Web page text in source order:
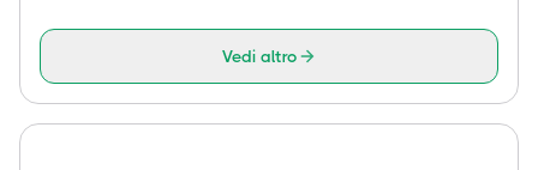
Vedi altro